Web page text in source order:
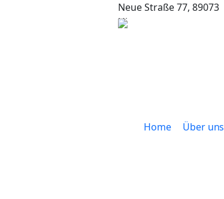
Neue Straße 77, 89073
Ulm
Home Über uns